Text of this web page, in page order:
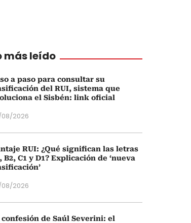
más leído
a paso para consultar su
del RUI, sistema que
el Sisbén: link oficial
2026
RUI: ¿Qué significan las letras
B2, C1 y D1? Explicación de ‘nueva
2026
confesión de Saúl Severini: el